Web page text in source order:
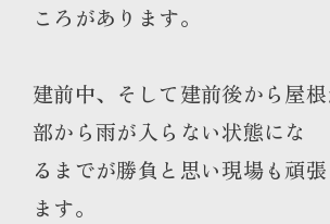
ころがあります。
建前中、そして建前後から屋
部から雨が入らない状態にな
るまでが勝負と思い現場も頑
ます。